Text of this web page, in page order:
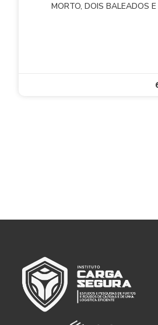
MORTO, DOIS BALEADOS